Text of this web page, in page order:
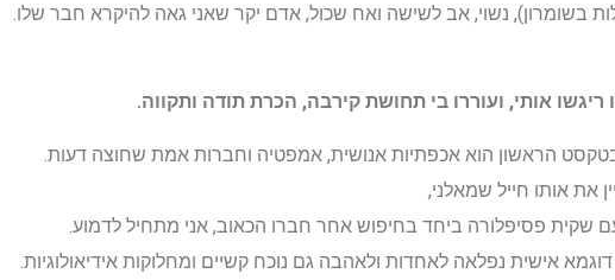
בשומרון), נשוי, אב לשישה ואח שכול, אדם יקר שאני גאה להיקרא חבר שלו.
אותי, ועוררו בי תחושת קירבה, הכרת תודה ותקווה.
הראשון הוא אכפתיות אנושית, אמפטיה וחברות אמת שחוצה דעות.
את אותו חייל שמאלני,
שקית פסיפלורה ביחד בחיפוש אחר חברו הכאוב, אני מתחיל לדמוע.
אישית נפלאה לאחדות ולאהבה גם נוכח קשיים ומחלוקות אידיאולוגיות.